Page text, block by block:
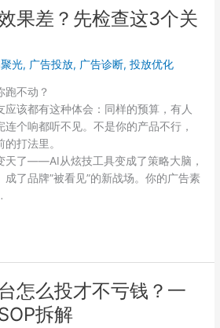
果差？先检查这3个关
光, 广告投放, 广告诊断,投放优化
跑不动？
该都有这种体会：同样的预算，有人
个响都听不见。不是你的产品不行，
打法里。
天了——AI从炫技工具变成了策略大脑，
成了品牌”被看见”的新战场。你的广告素
怎么投才不亏钱？一
拆解